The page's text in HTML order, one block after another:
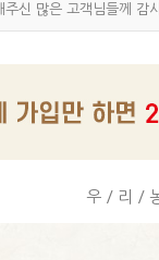
신 많은 고객님들께 감
우/리/